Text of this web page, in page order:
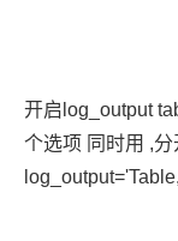
开启log_output
个选项 同时用 ,分